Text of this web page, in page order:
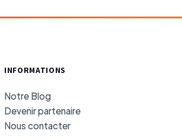
INFORMATIONS
Notre Blog
Devenir partenaire
Nous contacter